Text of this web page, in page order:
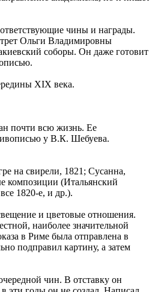
чины и награды.
Ольги Владимировны
соборы. Он даже готовит
XIX века.
почти всю жизнь. Ее
у В.К. Шебуева.
на свирели, 1821; Сусанна,
композиции (Итальянский
1820-е, и др.).
и цветовые отношения.
наиболее значительной
в Риме была отправлена в
подправил картину, а затем
чин. В отставку он